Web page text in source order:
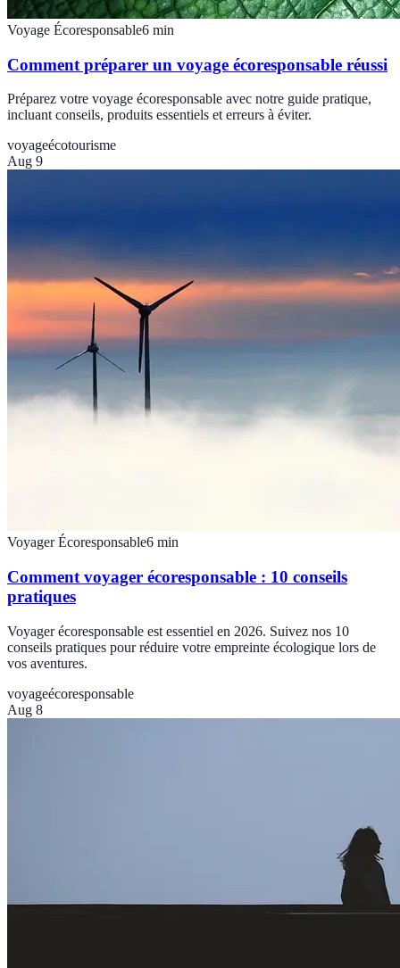
Voyage Écoresponsable6 min
Comment préparer un voyage écoresponsable réussi
Préparez votre voyage écoresponsable avec notre guide pratique,
incluant conseils, produits essentiels et erreurs à éviter.
voyageécotourisme
Aug 9
Voyager Écoresponsable6 min
Comment voyager écoresponsable : 10 conseils
pratiques
Voyager écoresponsable est essentiel en 2026. Suivez nos 10
conseils pratiques pour réduire votre empreinte écologique lors de
vos aventures.
voyageécoresponsable
Aug 8